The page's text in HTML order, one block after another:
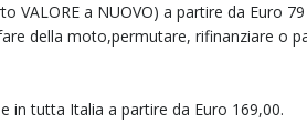
VALORE a NUOVO) a partire da Euro
della moto,permutare, rifinanziare o
in tutta Italia a partire da Euro 169,00.